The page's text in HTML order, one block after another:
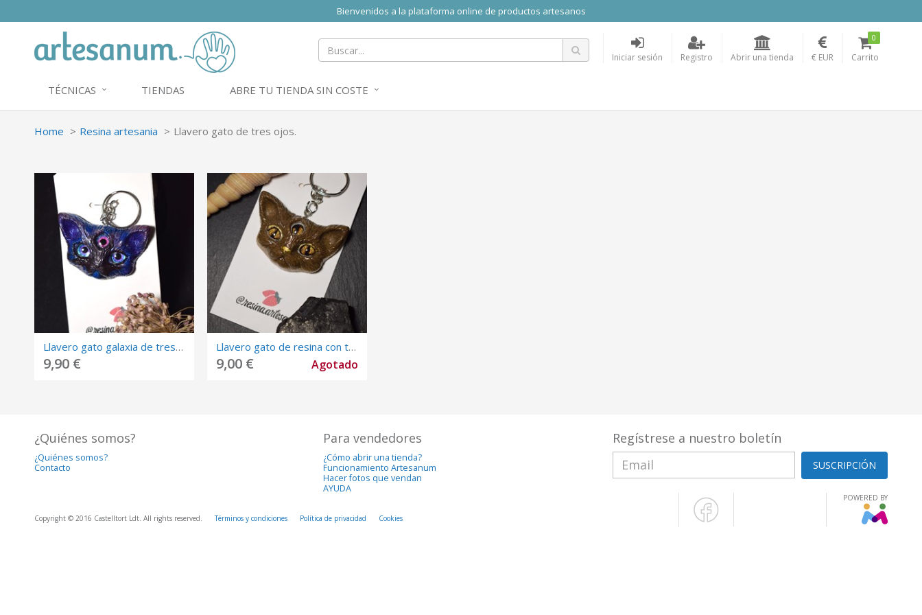
Bienvenidos a la plataforma online de productos artesanos
Iniciar sesión Registro Abrir una tienda € EUR Carrito
0
TÉCNICAS TIENDAS ABRE TU TIENDA SIN COSTE
Home Resina artesania Llavero gato de tres ojos.
Llavero gato galaxia de tres ojos resina.
9,90 €
Llavero gato de resina con tres ojos oro.
9,00 € Agotado
¿Quiénes somos?
¿Quiénes somos?
Contacto
Para vendedores
¿Cómo abrir una tienda?
Funcionamiento Artesanum
Hacer fotos que vendan
AYUDA
Regístrese a nuestro boletín
SUSCRIPCIÓN
Copyright © 2016 Castelltort Ldt. All rights reserved. Términos y condiciones Política de privacidad Cookies
POWERED BY